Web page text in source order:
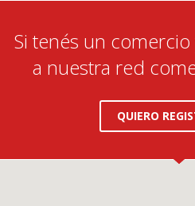
Si tenés un
a nuestra red
QUIERO